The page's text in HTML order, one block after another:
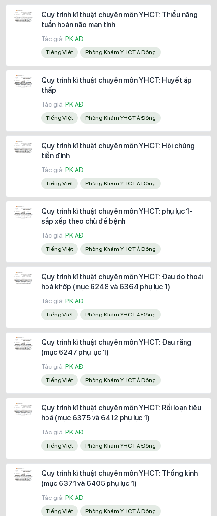
Quy trình kĩ thuật chuyên môn YHCT: Thiểu năng
tuần hoàn não mạn tính
Tác giả: PK AĐ
Tiếng Việt Phòng Khám YHCT Á Đông
Quy trình kĩ thuật chuyên môn YHCT: Huyết áp
thấp
Tác giả: PK AĐ
Tiếng Việt Phòng Khám YHCT Á Đông
Quy trình kĩ thuật chuyên môn YHCT: Hội chứng
tiền đình
Tác giả: PK AĐ
Tiếng Việt Phòng Khám YHCT Á Đông
Quy trình kĩ thuật chuyên môn YHCT: phụ lục 1-
sắp xếp theo chủ đề bệnh
Tác giả: PK AĐ
Tiếng Việt Phòng Khám YHCT Á Đông
Quy trình kĩ thuật chuyên môn YHCT: Đau do thoái
hoá khớp (mục 6248 và 6364 phụ lục 1)
Tác giả: PK AĐ
Tiếng Việt Phòng Khám YHCT Á Đông
Quy trình kĩ thuật chuyên môn YHCT: Đau răng
(mục 6247 phụ lục 1)
Tác giả: PK AĐ
Tiếng Việt Phòng Khám YHCT Á Đông
Quy trình kĩ thuật chuyên môn YHCT: Rối loạn tiêu
hoá (mục 6375 và 6412 phụ lục 1)
Tác giả: PK AĐ
Tiếng Việt Phòng Khám YHCT Á Đông
Quy trình kĩ thuật chuyên môn YHCT: Thống kinh
(mục 6371 và 6405 phụ lục 1)
Tác giả: PK AĐ
Tiếng Việt Phòng Khám YHCT Á Đông